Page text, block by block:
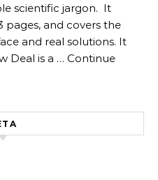
scientific jargon. It
pages, and covers the
and real solutions. It
Deal is a … Continue